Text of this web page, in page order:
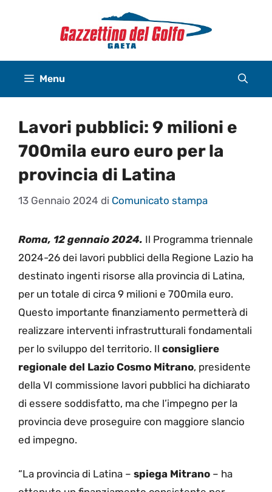
Menu
Lavori pubblici: 9 milioni e
700mila euro euro per la
provincia di Latina
13 Gennaio 2024 di Comunicato stampa
Roma, 12 gennaio 2024. Il Programma triennale
2024-26 dei lavori pubblici della Regione Lazio ha
destinato ingenti risorse alla provincia di Latina,
per un totale di circa 9 milioni e 700mila euro.
Questo importante finanziamento permetterà di
realizzare interventi infrastrutturali fondamentali
per lo sviluppo del territorio. Il consigliere
regionale del Lazio Cosmo Mitrano, presidente
della VI commissione lavori pubblici ha dichiarato
di essere soddisfatto, ma che l’impegno per la
provincia deve proseguire con maggiore slancio
ed impegno.
“La provincia di Latina – spiega Mitrano – ha